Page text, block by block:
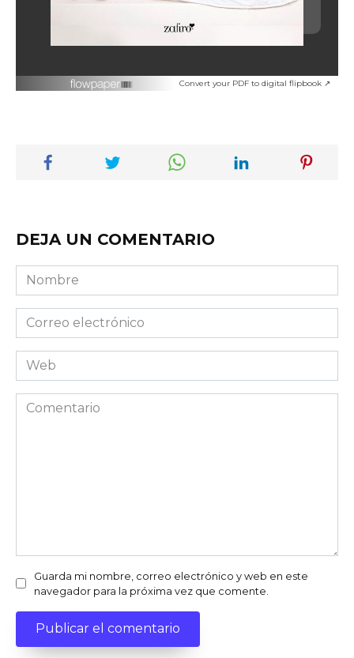
Convert your PDF to digital flipbook ↗
DEJA UN COMENTARIO
Nombre
Correo
electrónico
Web
Comentario
Guarda mi nombre, correo electrónico y web en este
navegador para la próxima vez que comente.